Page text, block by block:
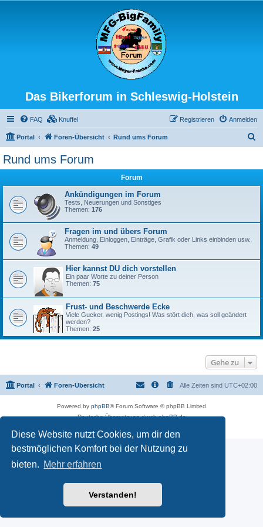
Diese Website nutzt Cookies, um dir den
bestmöglichen Komfort bei der Nutzung zu
bieten. Mehr erfahren
Verstanden!
Das Bikerforum in Schleswig-Holstein
FAQ Knuffel Anmelden
Registrieren
Portal Foren-Übersicht Rund ums Forum
Rund ums Forum
Forum
Ankündigungen im Forum
Tests, Neuerungen und Sonstiges
Themen: 176
Fragen im und übers Forum
Anmeldung, Einloggen, Einträge, Grafik oder Links einbinden usw.
Themen: 49
Hier kannst DU dich vorstellen
Ein paar Worte zu deiner Person
Themen: 75
Frust- und Beschwerde Ecke
Viele Gucker, wenig Postings! Was stört dich, was soll geändert
werden?
Themen: 25
Gehe zu
Portal Foren-Übersicht Alle Zeiten sind UTC+02:00
Powered by phpBB® Forum Software © phpBB Limited
Deutsche Übersetzung durchphpBB.de